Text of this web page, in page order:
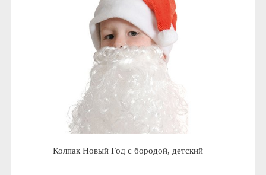
Колпак Новый Год с бородой, детский